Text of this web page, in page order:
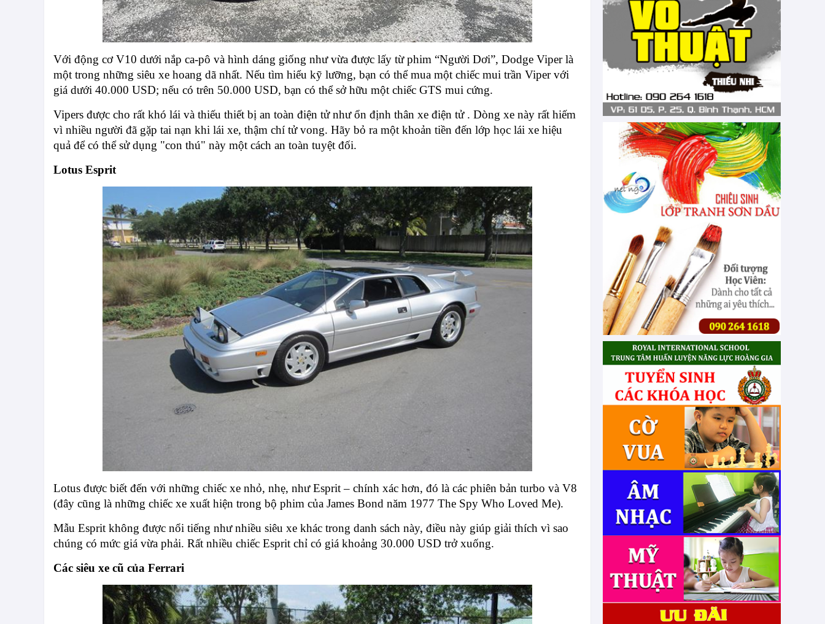
Với động cơ V10 dưới nắp ca-pô và hình dáng giống như vừa được lấy từ phim “Người Dơi”, Dodge Viper là
một trong những siêu xe hoang dã nhất. Nếu tìm hiểu kỹ lưỡng, bạn có thể mua một chiếc mui trần Viper với
giá dưới 40.000 USD; nếu có trên 50.000 USD, bạn có thể sở hữu một chiếc GTS mui cứng.
Vipers được cho rất khó lái và thiếu thiết bị an toàn điện tử như ổn định thân xe điện tử . Dòng xe này rất hiếm
vì nhiều người đã gặp tai nạn khi lái xe, thậm chí tử vong. Hãy bỏ ra một khoản tiền đến lớp học lái xe hiệu
quả để có thể sử dụng "con thú" này một cách an toàn tuyệt đối.
Lotus Esprit
Lotus được biết đến với những chiếc xe nhỏ, nhẹ, như Esprit – chính xác hơn, đó là các phiên bản turbo và V8
(đây cũng là những chiếc xe xuất hiện trong bộ phim của James Bond năm 1977 The Spy Who Loved Me).
Mẫu Esprit không được nổi tiếng như nhiều siêu xe khác trong danh sách này, điều này giúp giải thích vì sao
chúng có mức giá vừa phải. Rất nhiều chiếc Esprit chỉ có giá khoảng 30.000 USD trở xuống.
Các siêu xe cũ của Ferrari